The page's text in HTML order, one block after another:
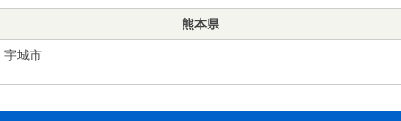
熊本県
宇城市